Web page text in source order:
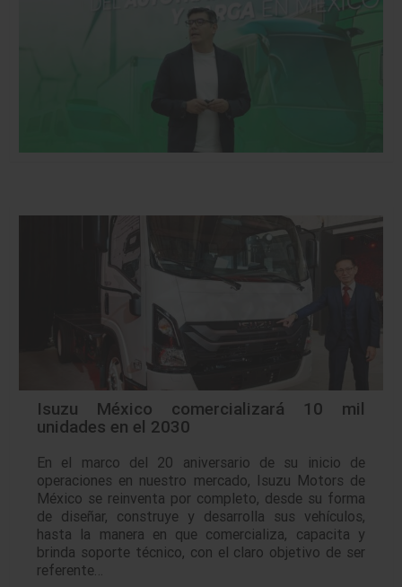
Isuzu México comercializará 10 mil
unidades en el 2030
En el marco del 20 aniversario de su inicio de
operaciones en nuestro mercado, Isuzu Motors de
México se reinventa por completo, desde su forma
de diseñar, construye y desarrolla sus vehículos,
hasta la manera en que comercializa, capacita y
brinda soporte técnico, con el claro objetivo de ser
referente…